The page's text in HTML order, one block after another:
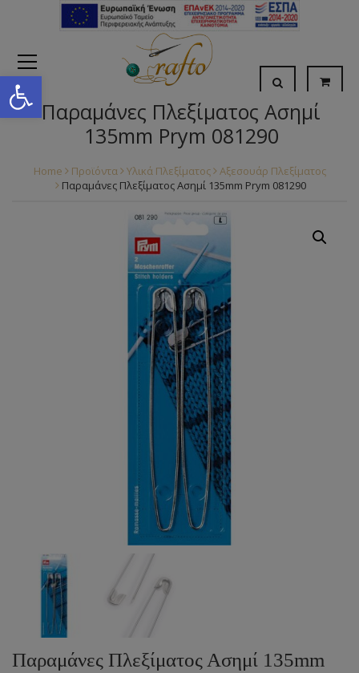
Open toolbar
Παραμάνες Πλεξίματος Ασημί
135mm Prym 081290
Home Προϊόντα Υλικά Πλεξίματος
Αξεσουάρ Πλεξίματος
Παραμάνες Πλεξίματος Ασημί 135mm Prym 081290
Παραμάνες Πλεξίματος Ασημί 135mm